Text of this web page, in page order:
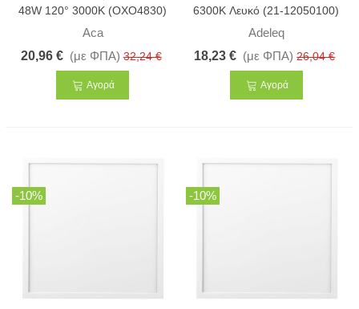
48W 120° 3000K (OXO4830)
Aca
20,96 € (με ΦΠΑ) 32,24 €
Αγορά
6300K Λευκό (21-12050100)
Adeleq
18,23 € (με ΦΠΑ) 26,04 €
Αγορά
-10% -10%